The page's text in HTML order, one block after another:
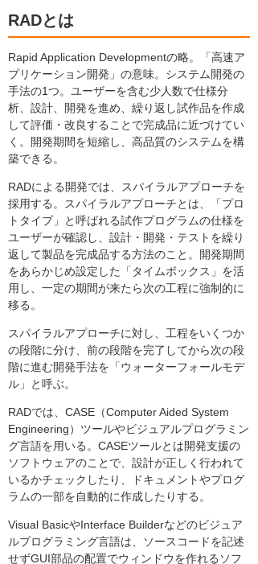
RADとは
Rapid Application Developmentの略。「高速ア
プリケーション開発」の意味。システム開発の
手法の1つ。ユーザーを含む少人数で仕様分
析、設計、開発を進め、繰り返し試作品を作成
して評価・改良することで完成品に近づけてい
く。開発期間を短縮し、高品質のシステムを構
築できる。
RADによる開発では、スパイラルアプローチを
採用する。スパイラルアプローチとは、「プロ
トタイプ」と呼ばれる試作プログラムの仕様を
ユーザーが確認し、設計・開発・テストを繰り
返して製品を完成品する方法のこと。開発期間
をあらかじめ設定した「タイムボックス」を活
用し、一定の期間が来たら次の工程に強制的に
移る。
スパイラルアプローチに対し、工程をいくつか
の段階に分け、前の段階を完了してから次の段
階に進む開発手法を「ウォーターフォールモデ
ル」と呼ぶ。
RADでは、CASE（Computer Aided System
Engineering）ツールやビジュアルプログラミン
グ言語を用いる。CASEツールとは開発支援の
ソフトウェアのことで、設計が正しく行われて
いるかチェックしたり、ドキュメントやプログ
ラムの一部を自動的に作成したりする。
Visual BasicやInterface Builderなどのビジュア
ルプログラミング言語は、ソースコードを記述
せずGUI部品の配置でウィンドウを作れるソフ